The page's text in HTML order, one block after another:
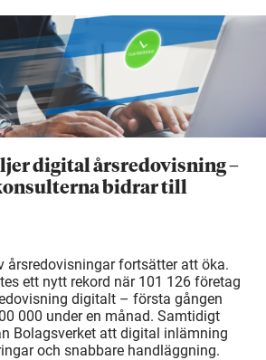
digital årsredovisning –
bidrar till
årsredovisningar fortsätter att öka.
ett nytt rekord när 101 126 företag
digitalt – första gången
000 under en månad. Samtidigt
Bolagsverket att digital inlämning
och snabbare handläggning.